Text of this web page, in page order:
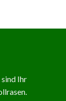
sind Ihr